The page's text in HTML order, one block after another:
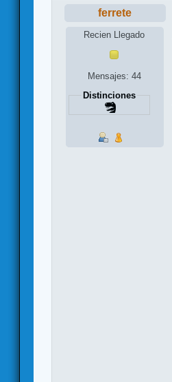
ferrete
Recien Llegado
Mensajes: 44
Distinciones